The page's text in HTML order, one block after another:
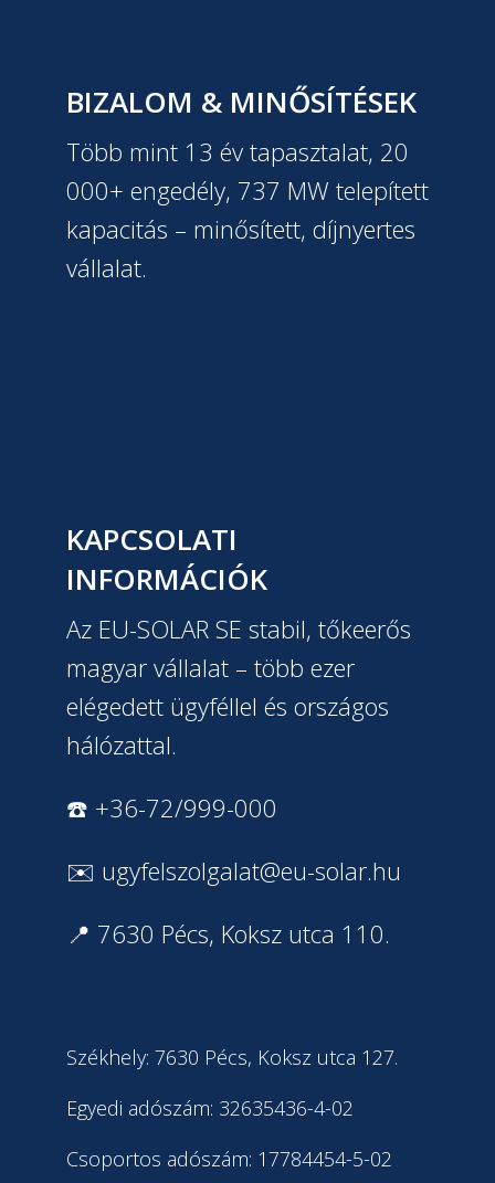
BIZALOM & MINŐSÍTÉSEK
Több mint 13 év tapasztalat, 20
000+ engedély, 737 MW telepített
kapacitás – minősített, díjnyertes
vállalat.
KAPCSOLATI
INFORMÁCIÓK
Az EU-SOLAR SE stabil, tőkeerős
magyar vállalat – több ezer
elégedett ügyféllel és országos
hálózattal.
☎️ +36-72/999-000
✉️ ugyfelszolgalat@eu-solar.hu
📍 7630 Pécs, Koksz utca 110.
Székhely: 7630 Pécs, Koksz utca 127.
Egyedi adószám: 32635436-4-02
Csoportos adószám: 17784454-5-02